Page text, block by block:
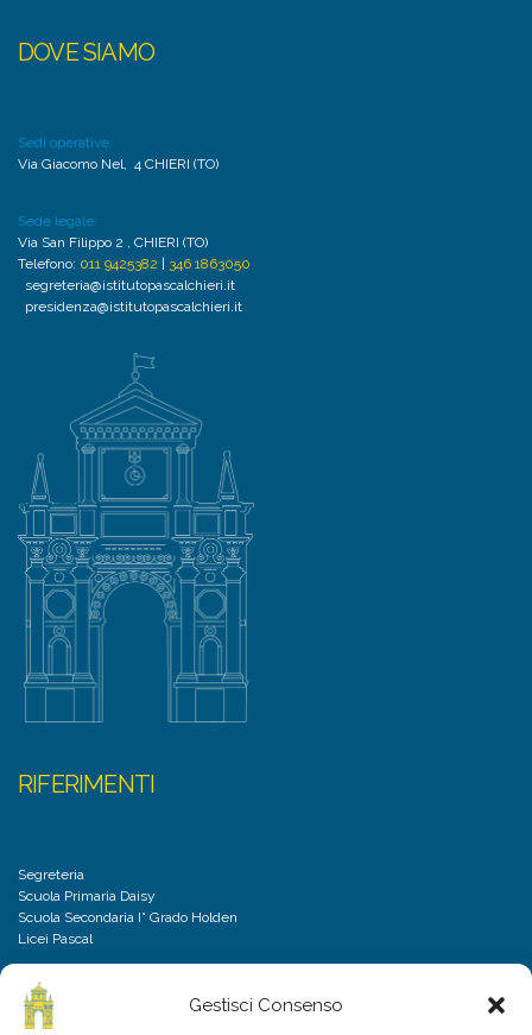
Gestisci Consenso
DOVE SIAMO
Sedi operative:
Via Giacomo Nel, 4 CHIERI (TO)
Sede legale:
Via San Filippo 2 , CHIERI (TO)
Telefono: 011 9425382
346 1863050
segreteria@istitutopascalchieri.it
presidenza@istitutopascalchieri.it
RIFERIMENTI
Segreteria
Scuola Primaria Daisy
Scuola Secondaria I° Grado Holden
Licei Pascal
DISCLAIMER